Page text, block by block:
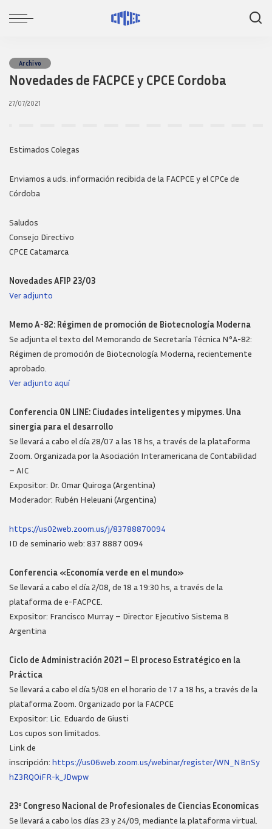
Archivo
Novedades de FACPCE y CPCE Cordoba
27/07/2021
Estimados Colegas
Enviamos a uds. información recibida de la FACPCE y el CPCe de
Córdoba
Saludos
Consejo Directivo
CPCE Catamarca
Novedades AFIP 23/03
Ver adjunto
Memo A-82: Régimen de promoción de Biotecnología Moderna
Se adjunta el texto del Memorando de Secretaría Técnica N°A-82:
Régimen de promoción de Biotecnología Moderna, recientemente
aprobado.
Ver adjunto aquí
Conferencia ON LINE: Ciudades inteligentes y mipymes. Una
sinergia para el desarrollo
Se llevará a cabo el día 28/07 a las 18 hs, a través de la plataforma
Zoom. Organizada por la Asociación Interamericana de Contabilidad
– AIC
Expositor: Dr. Omar Quiroga (Argentina)
Moderador: Rubén Heleuani (Argentina)
https://us02web.zoom.us/j/83788870094
ID de seminario web: 837 8887 0094
Conferencia «Economía verde en el mundo»
Se llevará a cabo el día 2/08, de 18 a 19:30 hs, a través de la
plataforma de e-FACPCE.
Expositor: Francisco Murray – Director Ejecutivo Sistema B
Argentina
Ciclo de Administración 2021 – El proceso Estratégico en la
Práctica
Se llevará a cabo el día 5/08 en el horario de 17 a 18 hs, a través de la
plataforma Zoom. Organizado por la FACPCE
Expositor: Lic. Eduardo de Giusti
Los cupos son limitados.
Link de
inscripción: https://us06web.zoom.us/webinar/register/WN_NBnSy
hZ3RQOiFR-k_JDwpw
23º Congreso Nacional de Profesionales de Ciencias Economicas
Se llevará a cabo los días 23 y 24/09, mediante la plataforma virtual.